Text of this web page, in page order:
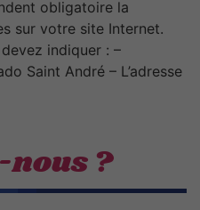
obligatoire la
sur votre site Internet.
indiquer : –
Saint André – L’adresse
nous ?